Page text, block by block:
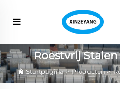
Roestvrij
Startpagina>Producten>